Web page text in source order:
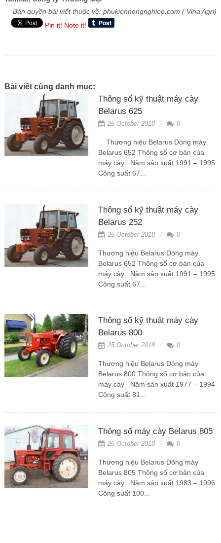
Bản quyền bài viết thuộc về: phukiennongnghiep.com ( Vina Agri)
Pin it! Note it!
Bài viết cùng danh mục:
Thông số kỹ thuật máy cày
Belarus 625
25 October 2018 0
Thương hiệu Belarus Dòng máy
Belarus 652 Thông số cơ bản của
máy cày Năm sản xuất 1991 – 1995
Công suất 67...
Thông số kỹ thuật máy cày
Belarus 252
25 October 2018 0
Thương hiệu Belarus Dòng máy
Belarus 652 Thông số cơ bản của
máy cày Năm sản xuất 1991 – 1995
Công suất 67...
Thông số kỹ thuật máy cày
Belarus 800
25 October 2018 0
Thương hiệu Belarus Dòng máy
Belarus 800 Thông số cơ bản của
máy cày Năm sản xuất 1977 – 1994
Công suất 81...
Thông số máy cày Belarus 805
25 October 2018 0
Thương hiệu Belarus Dòng máy
Belarus 805 Thông số cơ bản của
máy cày Năm sản xuất 1983 – 1996
Công suất 100...